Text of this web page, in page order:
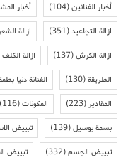
أخبار الفنانين(104) أخبار
ازالة التجاعيد(351) ازالة
ازالة الكرش(137) ازالة الكلف
الطريقة(130) الفنانة دنيا
المقادير(223) المكونات(116)
بسمة بوسيل(139) تبييض
تبييض الجسم(332) تبييض